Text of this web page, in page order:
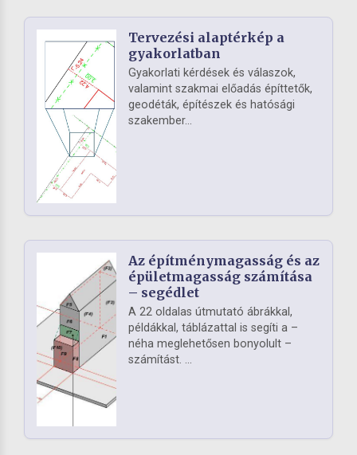
Tervezési alaptérkép a
gyakorlatban
Gyakorlati kérdések és válaszok,
valamint szakmai előadás építtetők,
geodéták, építészek és hatósági
szakember...
Az építménymagasság és az
épületmagasság számítása
– segédlet
A 22 oldalas útmutató ábrákkal,
példákkal, táblázattal is segíti a –
néha meglehetősen bonyolult –
számítást. ...